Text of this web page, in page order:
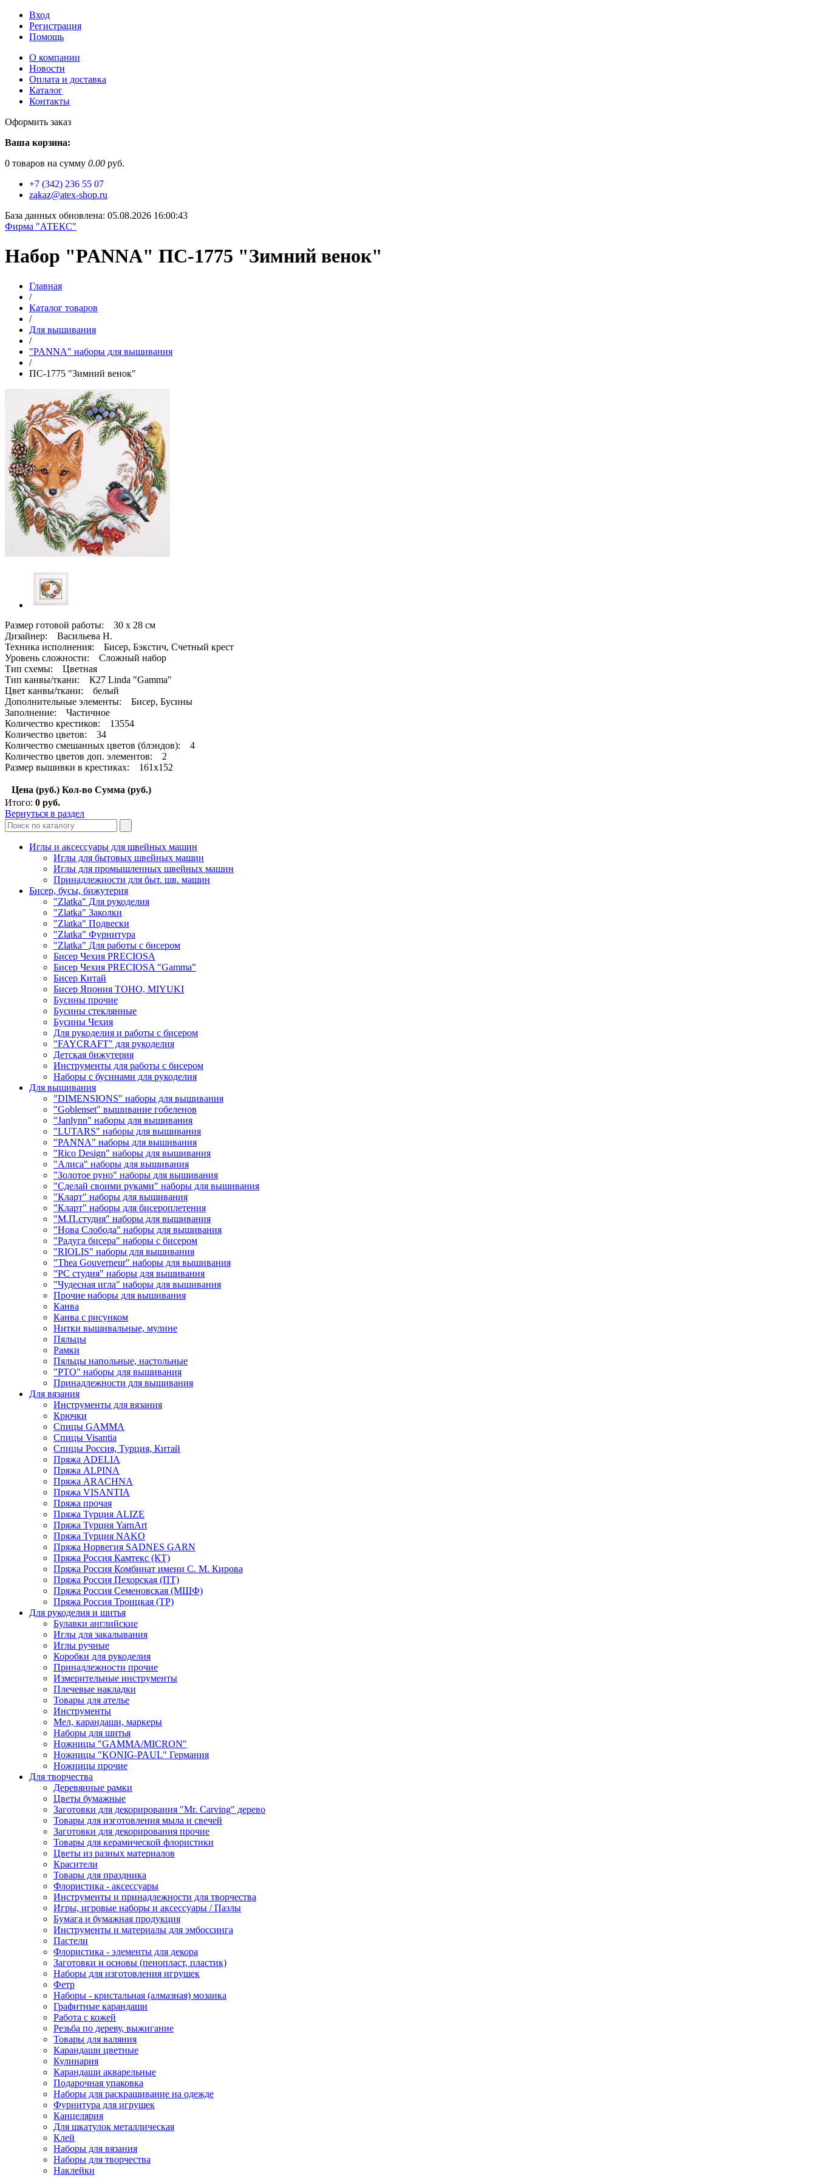
Вход
Регистрация
Помощь
О компании
Новости
Оплата и доставка
Каталог
Контакты
Оформить заказ
Ваша корзина:
0 товаров на сумму 0.00 руб.
+7 (342) 236 55 07
zakaz@atex-shop.ru
База данных обновлена: 05.08.2026 16:00:43
Фирма "АТЕКС"
Набор "PANNA" ПС-1775 "Зимний венок"
Главная
/
Каталог товаров
/
Для вышивания
/
"PANNA" наборы для вышивания
/
ПС-1775 "Зимний венок"
Размер готовой работы: 30 x 28 см
Дизайнер: Васильева Н.
Техника исполнения: Бисер, Бэкстич, Счетный крест
Уровень сложности: Сложный набор
Тип схемы: Цветная
Тип канвы/ткани: К27 Linda "Gamma"
Цвет канвы/ткани: белый
Дополнительные элементы: Бисер, Бусины
Заполнение: Частичное
Количество крестиков: 13554
Количество цветов: 34
Количество смешанных цветов (блэндов): 4
Количество цветов доп. элементов: 2
Размер вышивки в крестиках: 161х152
Цена (руб.) Кол-во Сумма (руб.)
Итого: 0 руб.
Вернуться в раздел
Иглы и аксессуары для швейных машин
Иглы для бытовых швейных машин
Иглы для промышленных швейных машин
Принадлежности для быт. шв. машин
Бисер, бусы, бижутерия
"Zlatka" Для рукоделия
"Zlatka" Заколки
"Zlatka" Подвески
"Zlatka" Фурнитура
"Zlatka" Для работы с бисером
Бисер Чехия PRECIOSA
Бисер Чехия PRECIOSA "Gamma"
Бисер Китай
Бисер Япония TOHO, MIYUKI
Бусины прочие
Бусины стеклянные
Бусины Чехия
Для рукоделия и работы с бисером
"FAYCRAFT" для рукоделия
Детская бижутерия
Инструменты для работы с бисером
Наборы с бусинами для рукоделия
Для вышивания
"DIMENSIONS" наборы для вышивания
"Goblenset" вышивание гобеленов
"Janlynn" наборы для вышивания
"LUTARS" наборы для вышивания
"PANNA" наборы для вышивания
"Rico Design" наборы для вышивания
"Алиса" наборы для вышивания
"Золотое руно" наборы для вышивания
"Сделай своими руками" наборы для вышивания
"Кларт" наборы для вышивания
"Кларт" наборы для бисероплетения
"М.П.студия" наборы для вышивания
"Нова Слобода" наборы для вышивания
"Радуга бисера" наборы с бисером
"RIOLIS" наборы для вышивания
"Thea Gouverneur" наборы для вышивания
"РС студия" наборы для вышивания
"Чудесная игла" наборы для вышивания
Прочие наборы для вышивания
Канва
Канва с рисунком
Нитки вышивальные, мулине
Пяльцы
Рамки
Пяльцы напольные, настольные
"РТО" наборы для вышивания
Принадлежности для вышивания
Для вязания
Инструменты для вязания
Крючки
Спицы GAMMA
Спицы Visantia
Спицы Россия, Турция, Китай
Пряжа ADELIA
Пряжа ALPINA
Пряжа ARACHNA
Пряжа VISANTIA
Пряжа прочая
Пряжа Турция ALIZE
Пряжа Турция YarnArt
Пряжа Турция NAKO
Пряжа Норвегия SADNES GARN
Пряжа Россия Камтекс (КТ)
Пряжа Россия Комбинат имени С. М. Кирова
Пряжа Россия Пехорская (ПТ)
Пряжа Россия Семеновская (МШФ)
Пряжа Россия Троицкая (ТР)
Для рукоделия и шитья
Булавки английские
Иглы для закалывания
Иглы ручные
Коробки для рукоделия
Принадлежности прочие
Измерительные инструменты
Плечевые накладки
Товары для ателье
Инструменты
Мел, карандаши, маркеры
Наборы для шитья
Ножницы "GAMMA/MICRON"
Ножницы "KONIG-PAUL" Германия
Ножницы прочие
Для творчества
Деревянные рамки
Цветы бумажные
Заготовки для декорирования "Mr. Carving" дерево
Товары для изготовления мыла и свечей
Заготовки для декорирования прочие
Товары для керамической флористики
Цветы из разных материалов
Красители
Товары для праздника
Флористика - аксессуары
Инструменты и принадлежности для творчества
Игры, игровые наборы и аксессуары / Пазлы
Бумага и бумажная продукция
Инструменты и материалы для эмбоссинга
Пастели
Флористика - элементы для декора
Заготовки и основы (пенопласт, пластик)
Наборы для изготовления игрушек
Фетр
Наборы - кристальная (алмазная) мозаика
Графитные карандаши
Работа с кожей
Резьба по дереву, выжигание
Товары для валяния
Карандаши цветные
Кулинария
Карандаши акварельные
Подарочная упаковка
Наборы для раскрашивание на одежде
Фурнитура для игрушек
Канцелярия
Для шкатулок металлическая
Клей
Наборы для вязания
Наборы для творчества
Наклейки